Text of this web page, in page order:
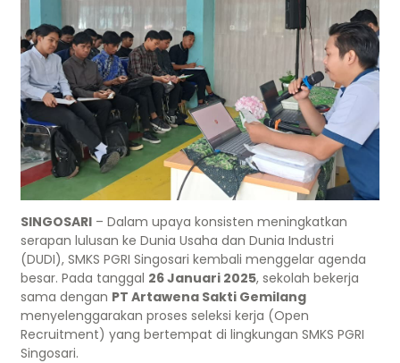
SINGOSARI – Dalam upaya konsisten meningkatkan
serapan lulusan ke Dunia Usaha dan Dunia Industri
(DUDI), SMKS PGRI Singosari kembali menggelar agenda
besar. Pada tanggal 26 Januari 2025, sekolah bekerja
sama dengan PT Artawena Sakti Gemilang
menyelenggarakan proses seleksi kerja (Open
Recruitment) yang bertempat di lingkungan SMKS PGRI
Singosari.